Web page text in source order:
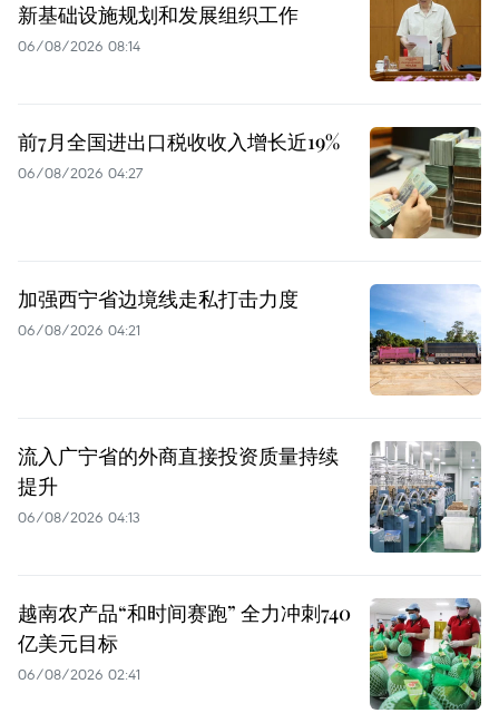
新基础设施规划和发展组织工作
06/08/2026 08:14
前7月全国进出口税收收入增长近19%
06/08/2026 04:27
加强西宁省边境线走私打击力度
06/08/2026 04:21
流入广宁省的外商直接投资质量持续
提升
06/08/2026 04:13
越南农产品“和时间赛跑” 全力冲刺740
亿美元目标
06/08/2026 02:41